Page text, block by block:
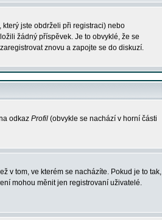
jste obdrželi při registraci) nebo
žádný příspěvek. Je to obvyklé, že se
znovu a zapojte se do diskuzí.
odkaz Profil (obvykle se nachází v horní části
v tom, ve kterém se nacházíte. Pokud je to tak,
mohou měnit jen registrovaní uživatelé.